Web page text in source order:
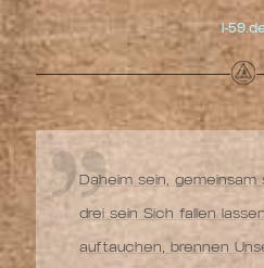
l-
Daheim sein, gemeinsam
drei sein Sich fallen
auftauchen, brennen